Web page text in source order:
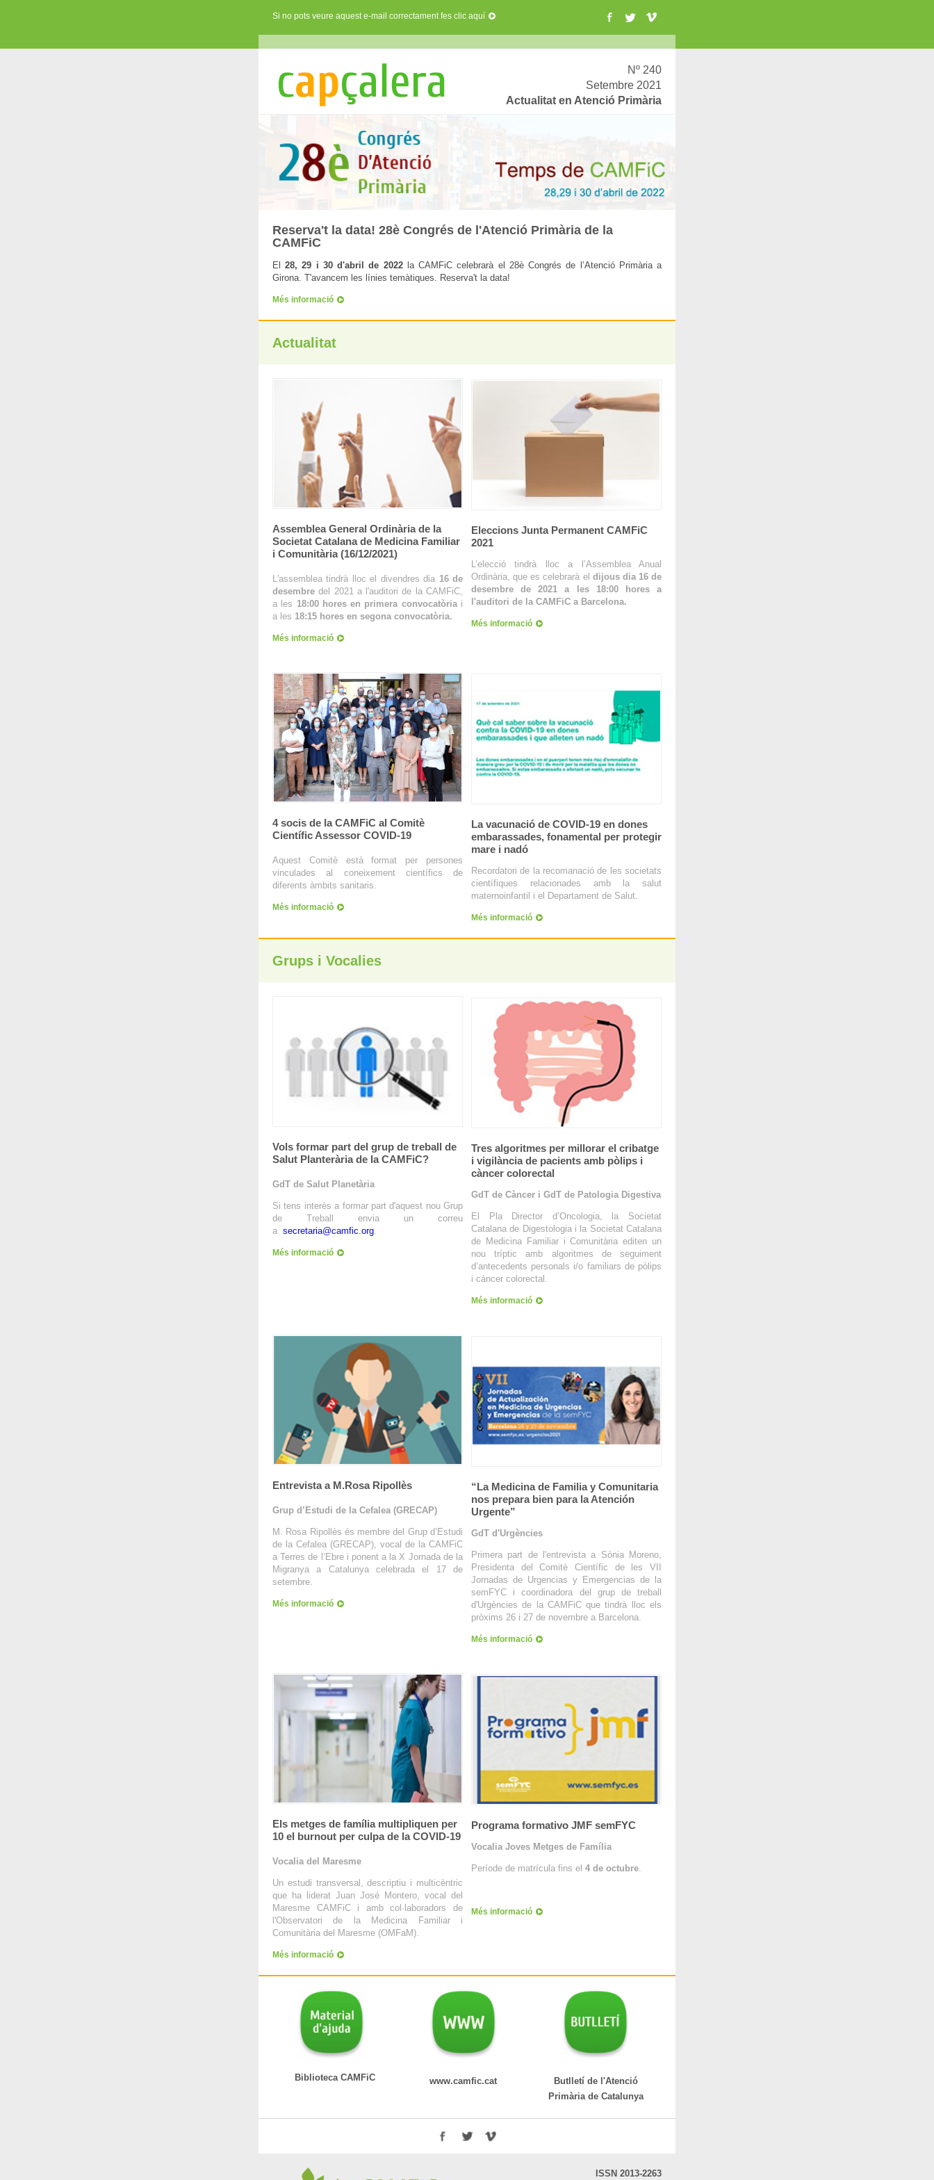
Si no pots veure aquest e-mail correctament fes clic aquí
Nº 240
Setembre 2021
Actualitat en Atenció Primària
Reserva't la data! 28è Congrés de l'Atenció Primària de la
CAMFiC
El28, 29 i 30 d'abril de 2022la CAMFiC celebrarà el 28è Congrés de l’Atenció Primària a
Girona. T'avancem les línies temàtiques. Reserva't la data!
Més informació
Actualitat
Assemblea General Ordinària de la
Societat Catalana de Medicina Familiar
i Comunitària (16/12/2021)
L'assemblea tindrà lloc el divendres dia 16 de
desembre del 2021 a l'auditori de la CAMFiC,
a les 18:00 hores en primera convocatòriai
a les 18:15 hores en segona convocatòria.
Més informació
Eleccions Junta Permanent CAMFiC
2021
L’elecció tindrà lloc a l’Assemblea Anual
Ordinària, que es celebrarà el dijous dia 16 de
desembre de 2021 a les 18:00 hores a
l'auditori de la CAMFiC a Barcelona.
Més informació
4 socis de la CAMFiC al Comitè
Científic Assessor COVID-19
Aquest Comitè està format per persones
vinculades al coneixement científics de
diferents àmbits sanitaris.
Més informació
La vacunació de COVID-19 en dones
embarassades, fonamental per protegir
mare i nadó
Recordatori de la recomanació de les societats
científiques relacionades amb la salut
maternoinfantil i el Departament de Salut.
Més informació
Grups i Vocalies
Vols formar part del grup de treball de
Salut Planterària de la CAMFiC?
GdT de Salut Planetària
Si tens interès a formar part d'aquest nou Grup
de Treball envia un correu
a secretaria@camfic.org.
Més informació
Tres algoritmes per millorar el cribatge
i vigilància de pacients amb pòlips i
càncer colorectal
GdT de Càncer i GdT de Patologia Digestiva
El Pla Director d’Oncologia, la Societat
Catalana de Digestologia i la Societat Catalana
de Medicina Familiar i Comunitària editen un
nou tríptic amb algoritmes de seguiment
d’antecedents personals i/o familiars de pòlips
i càncer colorectal.
Més informació
Entrevista a M.Rosa Ripollès
Grup d’Estudi de la Cefalea (GRECAP)
M. Rosa Ripollès és membre del Grup d’Estudi
de la Cefalea (GRECAP), vocal de la CAMFiC
a Terres de l’Ebre i ponent a la X Jornada de la
Migranya a Catalunya celebrada el 17 de
setembre.
Més informació
“La Medicina de Familia y Comunitaria
nos prepara bien para la Atención
Urgente”
GdT d'Urgències
Primera part de l'entrevista a Sònia Moreno,
Presidenta del Comitè Científic de les VII
Jornadas de Urgencias y Emergencias de la
semFYC i coordinadora del grup de treball
d'Urgències de la CAMFiC que tindrà lloc els
pròxims 26 i 27 de novembre a Barcelona.
Més informació
Els metges de família multipliquen per
10 el burnout per culpa de la COVID-19
Vocalia del Maresme
Un estudi transversal, descriptiu i multicèntric
que ha liderat Juan José Montero, vocal del
Maresme CAMFiC i amb col·laboradors de
l'Observatori de la Medicina Familiar i
Comunitària del Maresme (OMFaM).
Més informació
Programa formativo JMF semFYC
Vocalia Joves Metges de Família
Període de matrícula fins el 4 de octubre.
Més informació
Biblioteca CAMFiC www.camfic.cat
Butlletí de l'Atenció
Primària de Catalunya
ISSN 2013-2263